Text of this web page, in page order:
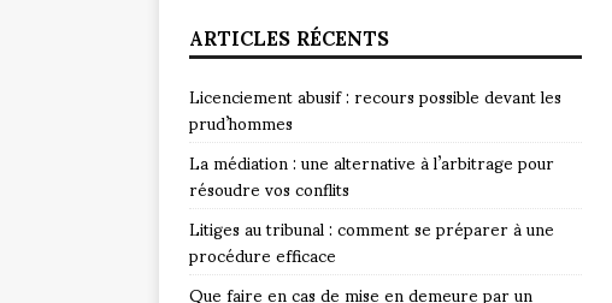
ARTICLES RÉCENTS
Licenciement abusif : recours possible devant les
prud’hommes
La médiation : une alternative à l’arbitrage pour
résoudre vos conflits
Litiges au tribunal : comment se préparer à une
procédure efficace